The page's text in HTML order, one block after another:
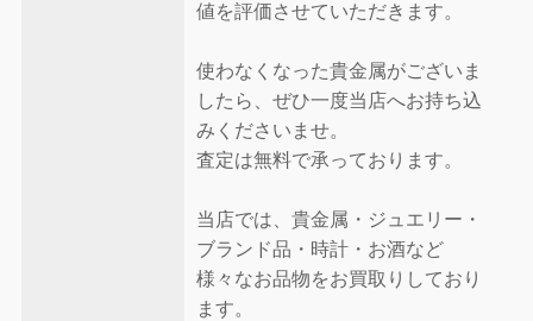
値を評価させていただきます。
使わなくなった貴金属がございま
したら、ぜひ一度当店へお持ち込
みくださいませ。
査定は無料で承っております。
当店では、貴金属・ジュエリー・
ブランド品・時計・お酒など
様々なお品物をお買取りしており
ます。